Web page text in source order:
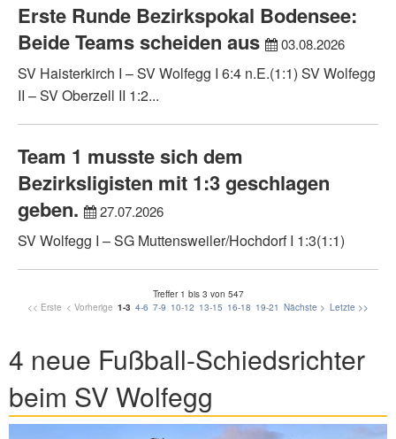
Erste Runde Bezirkspokal Bodensee:
Beide Teams scheiden aus
03.08.2026
SV Haisterkirch I – SV Wolfegg I 6:4 n.E.(1:1) SV Wolfegg
II – SV Oberzell II 1:2...
Team 1 musste sich dem
Bezirksligisten mit 1:3 geschlagen
geben.
27.07.2026
SV Wolfegg I – SG Muttensweiler/Hochdorf I 1:3(1:1)
Treffer 1 bis 3 von 547
<< Erste < Vorherige 1-3 4-6 7-9 10-12 13-15 16-18 19-21 Nächste > Letzte >>
4 neue Fußball-Schiedsrichter
beim SV Wolfegg